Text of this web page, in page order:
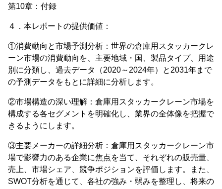
第10章：付録
４．本レポートの提供価値：
①消費動向と市場予測分析：世界の倉庫用スタッカークレ
ーン市場の消費動向を、主要地域・国、製品タイプ、用途
別に分類し、過去データ（2020～2024年）と2031年まで
の予測データをもとに詳細に分析します。
②市場構造の深い理解：倉庫用スタッカークレーン市場を
構成する各セグメントを明確化し、業界の全体像を把握で
きるようにします。
③主要メーカーの詳細分析：倉庫用スタッカークレーン市
場で影響力のある企業に焦点を当て、それぞれの販売量、
売上、市場シェア、競争ポジションを評価します。また、
SWOT分析を通じて、各社の強み・弱みを整理し、将来の